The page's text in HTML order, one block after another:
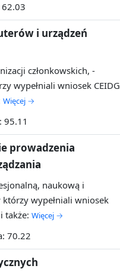
62.03
i urządzeń
członkowskich, -
wypełniali wniosek CEIDG
Więcej →
95.11
prowadzenia
naukową i
wypełniali wniosek
także: Więcej →
70.22